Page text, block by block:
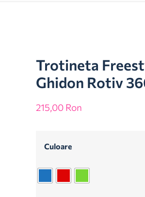
Trotineta
Ghidon Rotiv
215,00 Ron
Culoare